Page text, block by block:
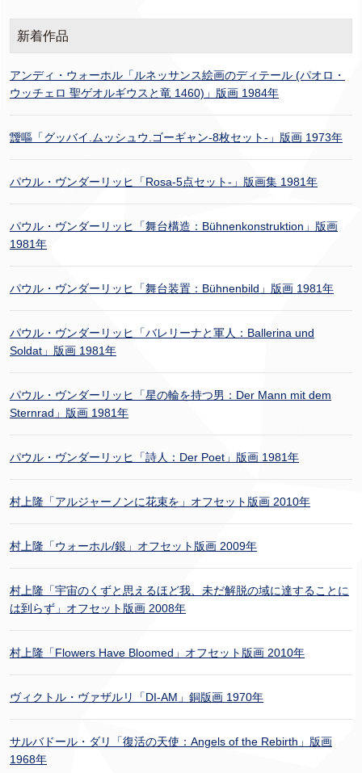
新着作品
アンディ・ウォーホル「ルネッサンス絵画のディテール (パオロ・
ウッチェロ 聖ゲオルギウスと竜 1460)」版画 1984年
靉嘔「グッバイ.ムッシュウ.ゴーギャン-8枚セット-」版画 1973年
パウル・ヴンダーリッヒ「Rosa-5点セット-」版画集 1981年
パウル・ヴンダーリッヒ「舞台構造：Bühnenkonstruktion」版画
1981年
パウル・ヴンダーリッヒ「舞台装置：Bühnenbild」版画 1981年
パウル・ヴンダーリッヒ「バレリーナと軍人：Ballerina und
Soldat」版画 1981年
パウル・ヴンダーリッヒ「星の輪を持つ男：Der Mann mit dem
Sternrad」版画 1981年
パウル・ヴンダーリッヒ「詩人：Der Poet」版画 1981年
村上隆「アルジャーノンに花束を」オフセット版画 2010年
村上隆「ウォーホル/銀」オフセット版画 2009年
村上隆「宇宙のくずと思えるほど我、未だ解脱の域に達することに
は到らず」オフセット版画 2008年
村上隆「Flowers Have Bloomed」オフセット版画 2010年
ヴィクトル・ヴァザルリ「DI-AM」銅版画 1970年
サルバドール・ダリ「復活の天使：Angels of the Rebirth」版画
1968年